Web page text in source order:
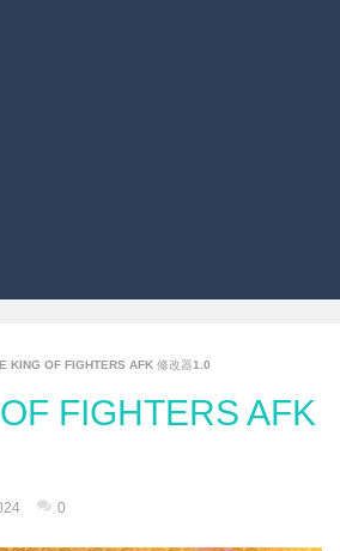
KING OF FIGHTERS AFK 修改器1.0
FIGHTERS AFK
0